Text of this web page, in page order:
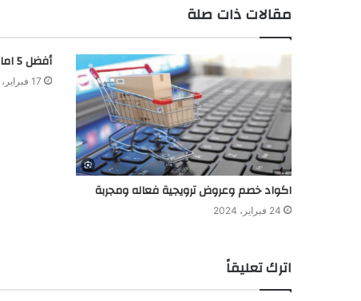
مقالات ذات صلة
اكواد خصم وعروض ترويجية فعاله ومجربة
24 فبراير، 2024
أفضل 5 اماكن بيع نظارة أبل في ابوظبي
17 فبراير، 2024
اترك تعليقاً